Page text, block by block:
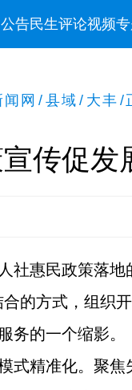
公告民生评论视频
网 / 县域 / 大丰 /
传促发
社惠民政策落
合的方式，组
务的一个缩影。
式精准化。聚